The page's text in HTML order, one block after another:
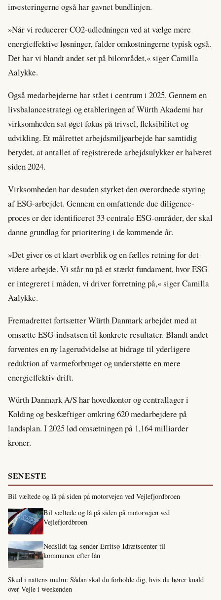
investeringerne også har gavnet bundlinjen.
»Når vi reducerer CO2-udledningen ved at vælge mere
energieffektive løsninger, falder omkostningerne typisk også.
Det har vi blandt andet set på bilområdet,« siger Camilla
Aalykke.
Også medarbejderne har stået i centrum i 2025. Gennem en
livsbalancestrategi og etableringen af Würth Akademi har
virksomheden sat øget fokus på trivsel, fleksibilitet og
udvikling. Et målrettet arbejdsmiljøarbejde har samtidig
betydet, at antallet af registrerede arbejdsulykker er halveret
siden 2024.
Virksomheden har desuden styrket den overordnede styring
af ESG-arbejdet. Gennem en omfattende due diligence-
proces er der identificeret 33 centrale ESG-områder, der skal
danne grundlag for prioritering i de kommende år.
»Det giver os et klart overblik og en fælles retning for det
videre arbejde. Vi står nu på et stærkt fundament, hvor ESG
er integreret i måden, vi driver forretning på,« siger Camilla
Aalykke.
Fremadrettet fortsætter Würth Danmark arbejdet med at
omsætte ESG-indsatsen til konkrete resultater. Blandt andet
forventes en ny lagerudvidelse at bidrage til yderligere
reduktion af varmeforbruget og understøtte en mere
energieffektiv drift.
Würth Danmark A/S har hovedkontor og centrallager i
Kolding og beskæftiger omkring 620 medarbejdere på
landsplan. I 2025 lød omsætningen på 1,164 milliarder
kroner.
SENESTE
Bil væltede og lå på siden på motorvejen ved Vejlefjordbroen
Bil væltede og lå på siden på motorvejen ved
Vejlefjordbroen
Nedslidt tag sender Erritsø Idrætscenter til
kommunen efter lån
Skud i nattens mulm: Sådan skal du forholde dig, hvis du hører knald
over Vejle i weekenden